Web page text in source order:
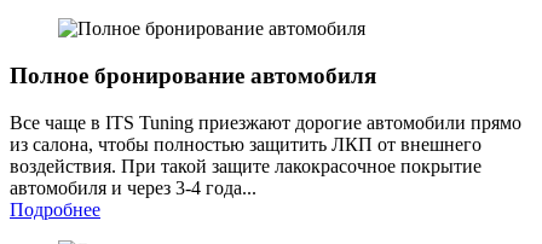
Полное бронирование автомобиля
Все чаще в ITS Tuning приезжают дорогие автомобили прямо
из салона, чтобы полностью защитить ЛКП от внешнего
воздействия. При такой защите лакокрасочное покрытие
автомобиля и через 3-4 года...
Подробнее